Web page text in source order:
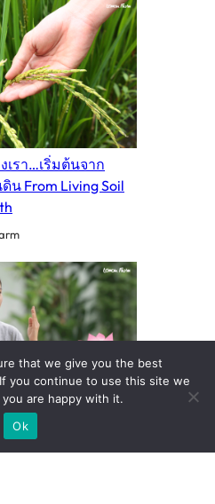
รา…เริ่มต้นจาก
From Living Soil
มเจริญสติภาวนา ปี
that we give you the best
you continue to use this site we
are happy with it.
Ok